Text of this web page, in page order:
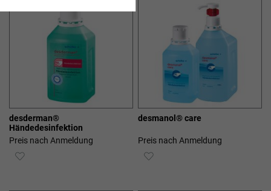
desderman®
Händedesinfektion
Preis nach Anmeldung
ZUR
desmanol® care
Preis nach Anmeldung
ZUR